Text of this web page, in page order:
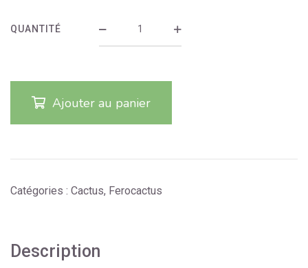
QUANTITÉ
Ajouter au panier
Catégories : Cactus, Ferocactus
Description